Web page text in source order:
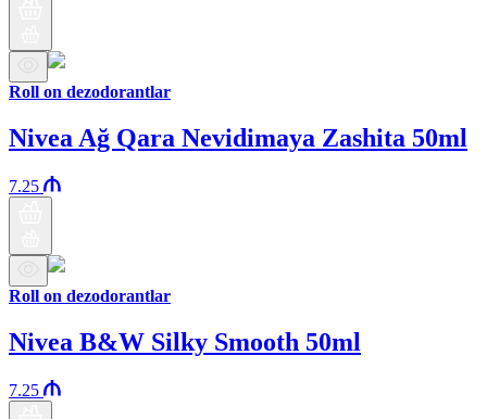
Roll on dezodorantlar
Nivea Ağ Qara Nevidimaya Zashita 50ml
7.25
Roll on dezodorantlar
Nivea B&W Silky Smooth 50ml
7.25